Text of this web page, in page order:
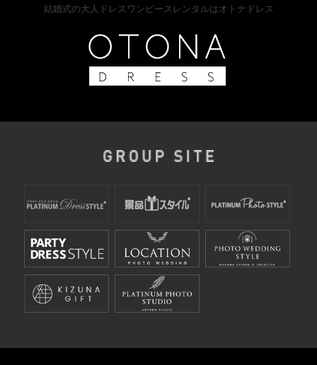
結婚式の大人ドレスワンピースレンタルはオトナドレス